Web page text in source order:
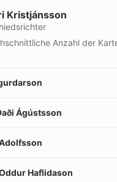
Kristjánsson
Anzahl der
Ágústsson
Haflidason